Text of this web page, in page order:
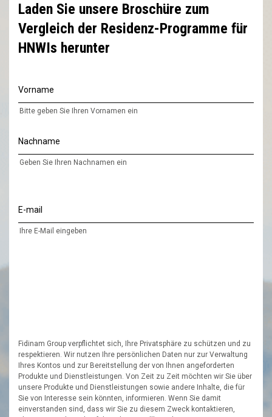
Laden Sie unsere Broschüre zum
Vergleich der Residenz-Programme für
HNWIs herunter
Vorname
Bitte geben Sie Ihren Vornamen ein
Nachname
Geben Sie Ihren Nachnamen ein
E-mail
Ihre E-Mail eingeben
Fidinam Group verpflichtet sich, Ihre Privatsphäre zu schützen und zu
respektieren. Wir nutzen Ihre persönlichen Daten nur zur Verwaltung
Ihres Kontos und zur Bereitstellung der von Ihnen angeforderten
Produkte und Dienstleistungen. Von Zeit zu Zeit möchten wir Sie über
unsere Produkte und Dienstleistungen sowie andere Inhalte, die für
Sie von Interesse sein könnten, informieren. Wenn Sie damit
einverstanden sind, dass wir Sie zu diesem Zweck kontaktieren,